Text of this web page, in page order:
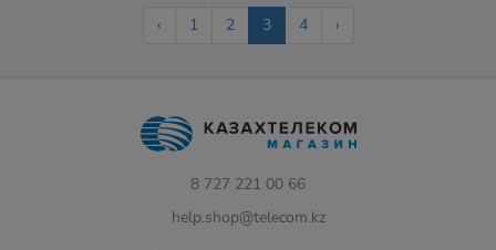
‹ 1 2 3 4 ›
8 727 221 00 66
help.shop@telecom.kz